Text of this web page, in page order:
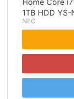
Home Core
1TB HDD YS-
NEC